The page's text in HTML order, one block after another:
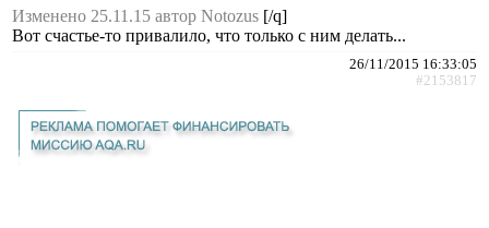
Изменено 25.11.15 автор Notozus [/q]
Вот счастье-то привалило, что только с ним делать...
26/11/2015 16:33:05
#2153817